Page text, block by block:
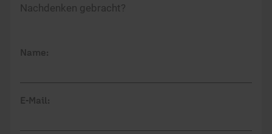
Nachdenken gebracht?
Name:
E-Mail: